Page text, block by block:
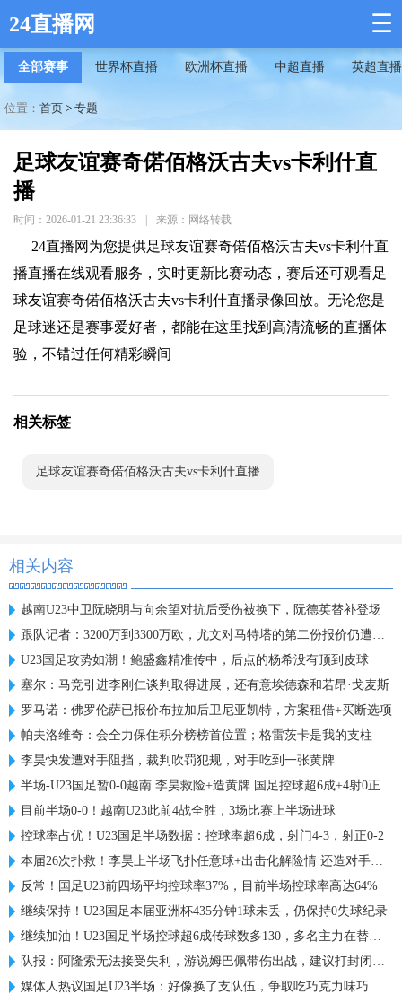
24直播网 ☰
全部赛事 世界杯直播 欧洲杯直播 中超直播 英超直播
位置： 首页 > 专题
足球友谊赛奇偌佰格沃古夫vs卡利什直
播
时间：2026-01-21 23:36:33 来源：网络转载
24直播网为您提供足球友谊赛奇偌佰格沃古夫vs卡利什直
播直播在线观看服务，实时更新比赛动态，赛后还可观看足
球友谊赛奇偌佰格沃古夫vs卡利什直播录像回放。无论您是
足球迷还是赛事爱好者，都能在这里找到高清流畅的直播体
验，不错过任何精彩瞬间
相关标签
足球友谊赛奇偌佰格沃古夫vs卡利什直播
相关内容
越南U23中卫阮晓明与向余望对抗后受伤被换下，阮德英替补登场
跟队记者：3200万到3300万欧，尤文对马特塔的第二份报价仍遭拒绝
U23国足攻势如潮！鲍盛鑫精准传中，后点的杨希没有顶到皮球
塞尔：马竞引进李刚仁谈判取得进展，还有意埃德森和若昂·戈麦斯
罗马诺：佛罗伦萨已报价布拉加后卫尼亚凯特，方案租借+买断选项
帕夫洛维奇：会全力保住积分榜榜首位置；格雷茨卡是我的支柱
李昊快发遭对手阻挡，裁判吹罚犯规，对手吃到一张黄牌
半场-U23国足暂0-0越南 李昊救险+造黄牌 国足控球超6成+4射0正
目前半场0-0！越南U23此前4战全胜，3场比赛上半场进球
控球率占优！U23国足半场数据：控球率超6成，射门4-3，射正0-2
本届26次扑救！李昊上半场飞扑任意球+出击化解险情 还造对手一黄
反常！国足U23前四场平均控球率37%，目前半场控球率高达64%
继续保持！U23国足本届亚洲杯435分钟1球未丢，仍保持0失球纪录
继续加油！U23国足半场控球超6成传球数多130，多名主力在替补席
队报：阿隆索无法接受失利，游说姆巴佩带伤出战，建议打封闭被拒
媒体人热议国足U23半场：好像换了支队伍，争取吃巧克力味巧克力